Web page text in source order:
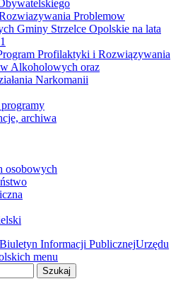
Problemow
Gminy Strzelce Opolskie na lata
Profilaktyki i Rozwiązywania
Alkoholowych oraz
Narkomanii
archiwa
osobowych
Biuletyn Informacji PublicznejUrzędu
menu